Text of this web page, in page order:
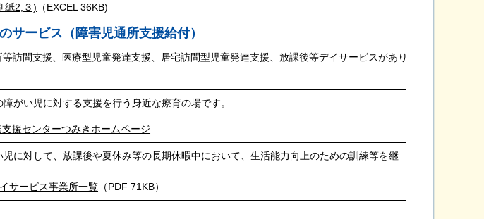
紙2,３) （EXCEL 36KB)
サービス（障害児通所支援給付）
訪問支援、医療型児童発達支援、居宅訪問型児童発達支援、放課後等デイサービスがあり
がい児に対する支援を行う身近な療育の場です。
援センターつみきホームページ
に対して、放課後や夏休み等の長期休暇中において、生活能力向上のための訓練等を継
サービス事業所一覧 （PDF 71KB）